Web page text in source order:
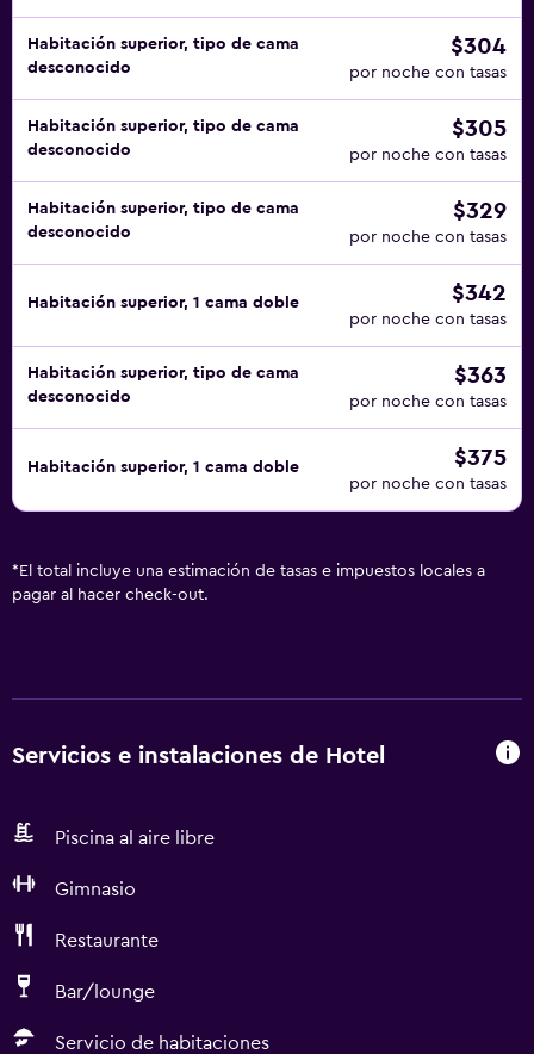
Habitación superior, tipo de cama
desconocido
$304
por noche con tasas
Habitación superior, tipo de cama
desconocido
$305
por noche con tasas
Habitación superior, tipo de cama
desconocido
$329
por noche con tasas
Habitación superior, 1 cama doble $342
por noche con tasas
Habitación superior, tipo de cama
desconocido
$363
por noche con tasas
Habitación superior, 1 cama doble $375
por noche con tasas
* El total incluye una estimación de tasas e impuestos locales a
pagar al hacer check-out.
Servicios e instalaciones de Hotel
Piscina al aire libre
Gimnasio
Restaurante
Bar/lounge
Servicio de habitaciones